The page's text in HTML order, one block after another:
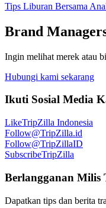
Tips Liburan Bersama
Brand
Ingin melihat merek atau
Hubungi kami sekarang
Ikuti Sosial Media
LikeTripZilla Indonesia
Follow@TripZilla.id
Follow@TripZillaID
SubscribeTripZilla
Berlangganan Milis
Dapatkan tips dan berita